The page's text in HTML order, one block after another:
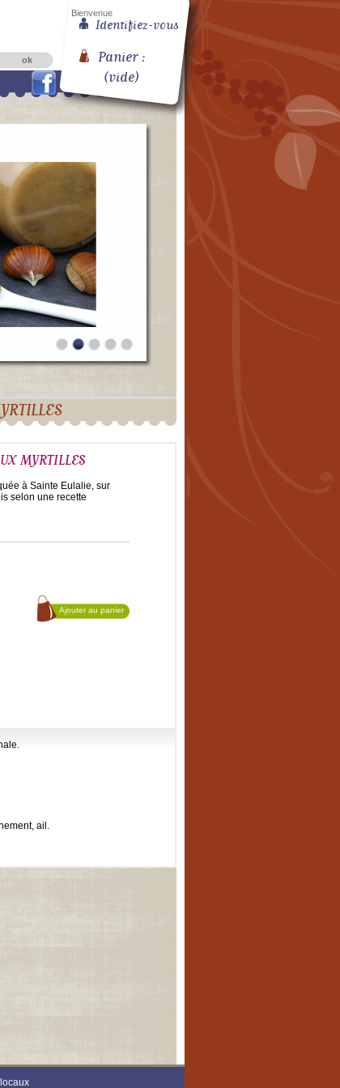
Bienvenue
Identifiez-vous
Panier :
(vide)
MYRTILLES
à Sainte Eulalie, sur
selon une recette
ail.